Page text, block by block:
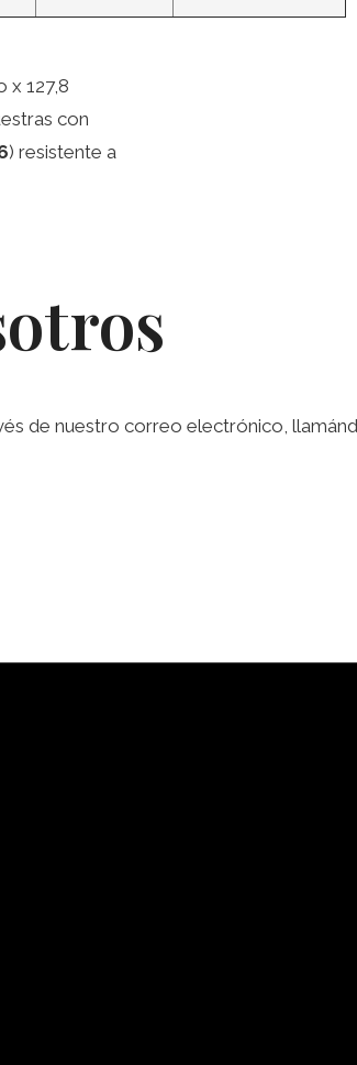
x 127,8
con
) resistente a
de nuestro correo electrónico,